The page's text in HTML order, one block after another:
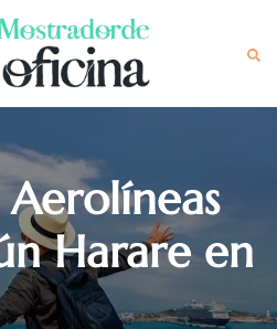
Harare en